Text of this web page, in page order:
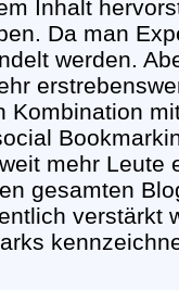
Inhalt
Da man
werden.
Kombination
mehr Leute
gesamten
verstärkt